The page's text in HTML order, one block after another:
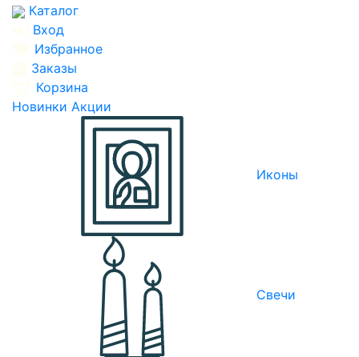
Каталог
Вход
Избранное
Заказы
Корзина
Новинки Акции
Иконы
Свечи